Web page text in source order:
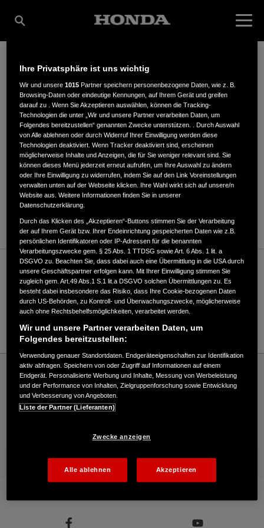
WERNER NAUROTH
Köln-Leipziger-1B,57629,Kirburg
ANFAHRTSBESCHREIBUNG ANFORDERN
WEBSITE
Verkauf / Kundendienst
02661/3621
E-Mail
Honda
Industrie
Werner Nauroth - Industrie – Honda - HONDA Deutschland Offizielle Website | The
Power of Dreams
Mehr von Honda
Ihre Privatsphäre ist uns wichtig
Wir und unsere1015 Partner speichern personenbezogene Daten, wie z. B.
Browsing-Daten oder eindeutige Kennungen, auf Ihrem Gerät und greifen
darauf zu . Wenn Sie Akzeptieren auswählen, können die Tracking-
Technologien die unter „Wir und unsere Partner verarbeiten Daten, um
Folgendes bereitzustellen“ genannten Zwecke unterstützen. . Durch Auswahl
von Alle ablehnen oder durch Widerruf Ihrer Einwilligung werden diese
Technologien deaktiviert. Wenn Tracker deaktiviert sind, erscheinen
möglicherweise Inhalte und Anzeigen, die für Sie weniger relevant sind. Sie
können dieses Menü jederzeit erneut aufrufen, um Ihre Auswahl zu ändern
oder Ihre Einwilligung zu widerrufen, indem Sie auf den Link Voreinstellungen
verwalten unten auf der Webseite klicken. Ihre Wahl wirkt sich auf unsere/n
Website aus. Weitere Informationen finden Sie in unserer
Datenschutzerklärung.
Durch das Klicken des „Akzeptieren“-Buttons stimmen Sie der Verarbeitung
der auf Ihrem Gerät bzw. Ihrer Endeinrichtung gespeicherten Daten wie z.B.
persönlichen Identifikatoren oder IP-Adressen für die benannten
Verarbeitungszwecke gem. § 25 Abs. 1 TTDSG sowie Art. 6 Abs. 1 lit. a
DSGVO zu. Beachten Sie, dass dabei auch eine Übermittlung in die USA durch
unsere Geschäftspartner erfolgen kann. Mit Ihrer Einwilligung stimmen Sie
zugleich gem. Art.49 Abs.1 S.1 lit.a DSGVO solchen Übermittlungen zu. Es
besteht dabei insbesondere das Risiko, dass Ihre Cookie-bezogenen Daten
durch US-Behörden, zu Kontroll- und Überwachungszwecke, möglicherweise
auch ohne Rechtsbehelfsmöglichkeiten, verarbeitet werden.
Wir und unsere Partner verarbeiten Daten, um
Folgendes bereitzustellen:
Verwendung genauer Standortdaten. Endgeräteeigenschaften zur Identifikation
aktiv abfragen. Speichern von oder Zugriff auf Informationen auf einem
Endgerät. Personalisierte Werbung und Inhalte, Messung von Werbeleistung
und der Performance von Inhalten, Zielgruppenforschung sowie Entwicklung
und Verbesserung von Angeboten.
Liste der Partner (Lieferanten)
Zwecke anzeigen
Alle ablehnen Akzeptieren